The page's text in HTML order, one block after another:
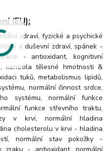
(EU):
zdraví, fyzické a psychické
a duševní zdraví, spánek -
- antioxidant, kognitivní
kontrola tělesné hmotnosti &
tuků, metabolismus lipidů,
normální činnost srdce,
systému, normální funkce
funkce střevního traktu,
v krvi, normální hladina
cholesterolu v krvi - hladina
normální stav pokožky -